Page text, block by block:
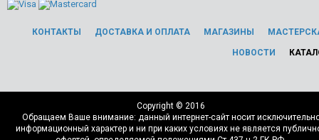
КОНТАКТЫ ДОСТАВКА И ОПЛАТА МАГАЗИНЫ
НОВОСТИ
Copyright © 2016
Обращаем Ваше внимание: данный интернет-сайт носит
информационный характер и ни при каких условиях не является